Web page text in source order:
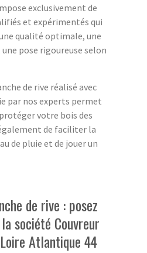
exclusivement de
et expérimentés qui
qualité optimale, une
pose rigoureuse selon
de rive réalisé avec
par nos experts permet
votre bois des
de faciliter la
de pluie et de jouer un
de rive : posez
société Couvreur
Atlantique 44